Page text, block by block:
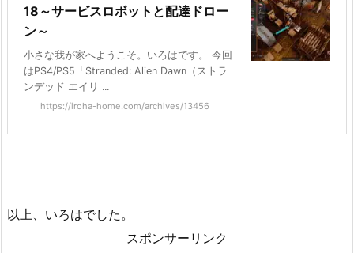
18～サービスロボットと配達ドロー
ン～
小さな我が家へようこそ。いろはです。 今回
はPS4/PS5「Stranded: Alien Dawn（ストラ
ンデッド エイリ ...
https://iroha-home.com/archives/13456
以上、いろはでした。
スポンサーリンク